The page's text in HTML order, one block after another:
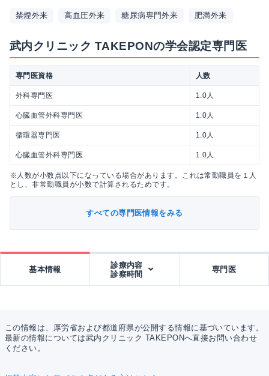
禁煙外来 高血圧外来 糖尿病専門外来 肥満外来
武内クリニック TAKEPONの学会認定専門医
専門医資格 人数
外科専門医 1.0人
心臓血管外科専門医 1.0人
循環器専門医 1.0人
心臓血管外科専門医 1.0人
※人数が小数点以下になっている場合があります。これは常勤職員を１人
とし、非常勤職員が小数で計算されるためです。
すべての専門医情報をみる
基本情報
診療内容
診察時間
専門医
この情報は、厚労省および都道府県が公開する情報に基づいています。
最新の情報については武内クリニック TAKEPONへ直接お問い合わせ
ください。